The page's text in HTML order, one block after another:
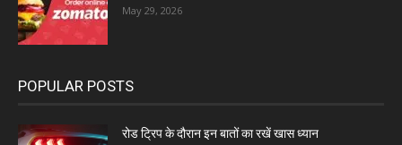
May 29, 2026
POPULAR POSTS
रोड ट्रिप के दौरान इन बातों का रखें खास ध्यान